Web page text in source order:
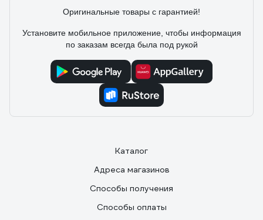
Оригинальные товары с гарантией!
Установите мобильное приложение, чтобы информация
по заказам всегда была под рукой
Каталог
Адреса магазинов
Способы получения
Способы оплаты